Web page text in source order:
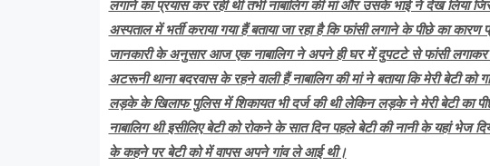
लगाने का प्रयास कर रही थी तभी नाबालिग की मां और उसके भाई ने देख लिया
अस्पताल में भर्ती कराया गया हैं बताया जा रहा है कि फांसी लगाने के पीछे का कारण
जानकारी के अनुसार आज एक नाबालिग ने अपने ही घर में दुपटटे से फांसी लगाकर
अटरूनी थाना बदरवास के रहने वाली हैं नाबालिग की मां ने बताया कि मेरी बेटी
लड़के के खिलाफ पुलिस में शिकायत भी दर्ज की थी लेकिन लड़के ने मेरी बेटी का
नाबालिग थी इसीलिए बेटी को रोकने के सात दिन पहले बेटी की नानी के यहां भेज
के कहने पर बेटी को में वापस अपने गांव ले आई थी।